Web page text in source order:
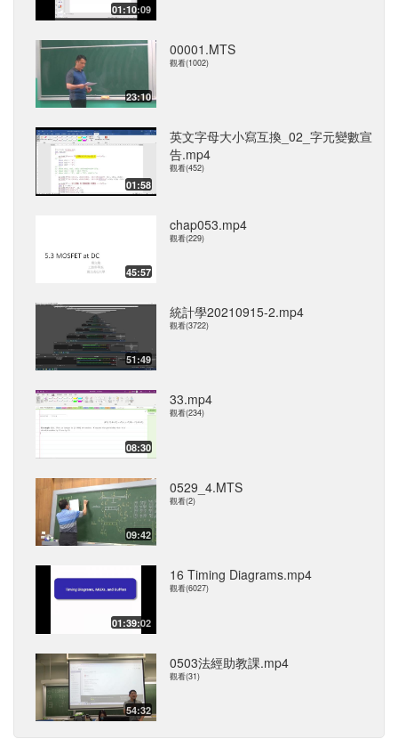
01:10:09
23:10
00001.MTS
觀看(1002)
01:58
英文字母大小寫互換_02_字元變數宣
告.mp4
觀看(452)
45:57
chap053.mp4
觀看(229)
51:49
統計學20210915-2.mp4
觀看(3722)
08:30
33.mp4
觀看(234)
09:42
0529_4.MTS
觀看(2)
01:39:02
16 Timing Diagrams.mp4
觀看(6027)
54:32
0503法經助教課.mp4
觀看(31)